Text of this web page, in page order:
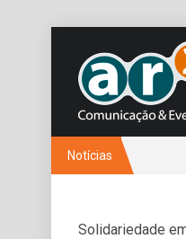
Notícias
Solidariedade